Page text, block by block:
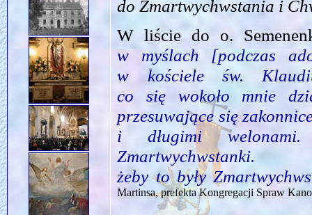
do Zmartwychwstania i
W liście do o.
w myślach [podczas
w kościele św.
co się wokoło mnie
przesuwające się
i długimi welonami.
żeby to były
Martinsa, prefekta Kongregacji Spraw